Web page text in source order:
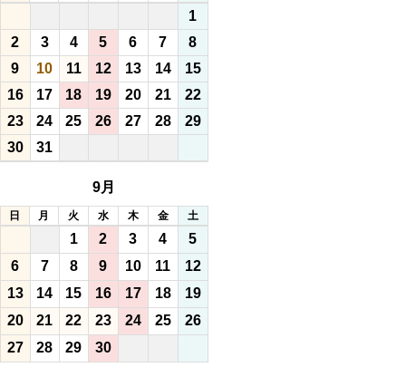
1
2
3 4 5 6 7
8
9
10 11 12 13 14
15
16
17 18 19 20 21
22
23
24 25 26 27 28
29
30
31
9月
日 月 火 水 木 金 土
1 2 3 4
5
6
7 8 9 10 11
12
13
14 15 16 17 18
19
20
21 22 23 24 25
26
27
28 29 30